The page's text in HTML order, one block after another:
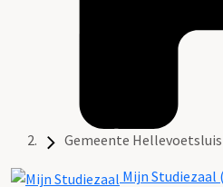
Gemeente Hellevoetsluis
Mijn Studiezaal